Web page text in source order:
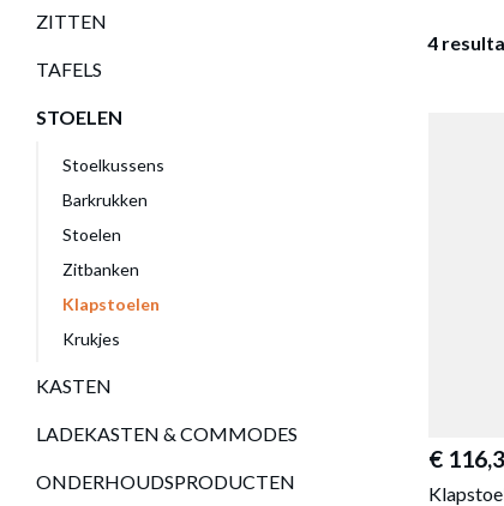
ZITTEN
TAFELS
STOELEN
Stoelkussens
Barkrukken
Stoelen
Zitbanken
Klapstoelen
Krukjes
KASTEN
LADEKASTEN & COMMODES
ONDERHOUDSPRODUCTEN
4
€